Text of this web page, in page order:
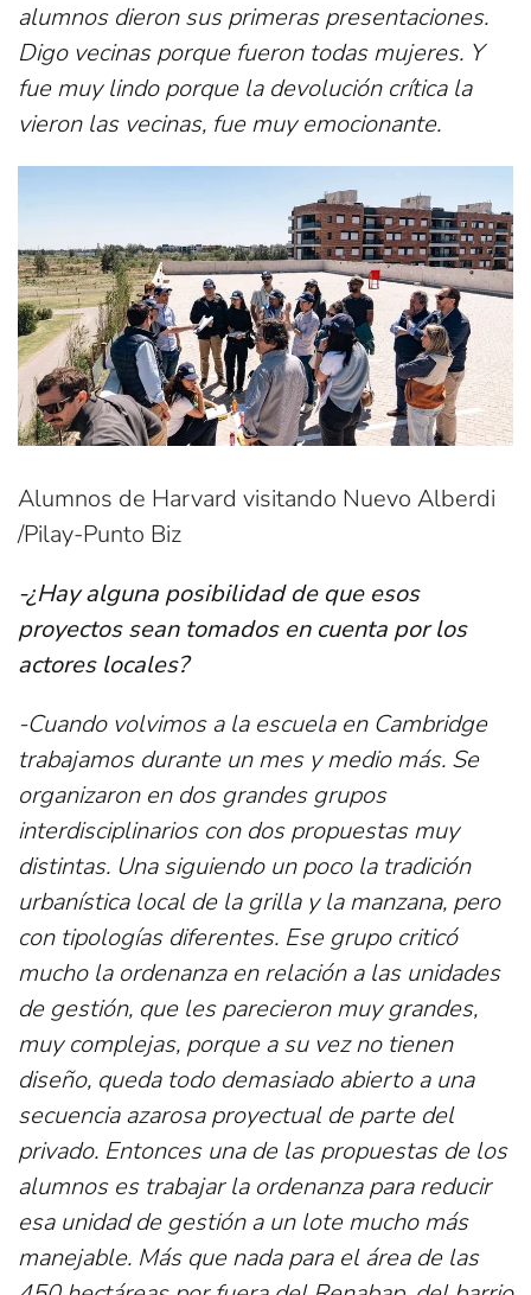
alumnos dieron sus primeras presentaciones.
Digo vecinas porque fueron todas mujeres. Y
fue muy lindo porque la devolución crítica la
vieron las vecinas, fue muy emocionante.
Alumnos de Harvard visitando Nuevo Alberdi
/Pilay-Punto Biz
-¿Hay alguna posibilidad de que esos
proyectos sean tomados en cuenta por los
actores locales?
-Cuando volvimos a la escuela en Cambridge
trabajamos durante un mes y medio más. Se
organizaron en dos grandes grupos
interdisciplinarios con dos propuestas muy
distintas. Una siguiendo un poco la tradición
urbanística local de la grilla y la manzana, pero
con tipologías diferentes. Ese grupo criticó
mucho la ordenanza en relación a las unidades
de gestión, que les parecieron muy grandes,
muy complejas, porque a su vez no tienen
diseño, queda todo demasiado abierto a una
secuencia azarosa proyectual de parte del
privado. Entonces una de las propuestas de los
alumnos es trabajar la ordenanza para reducir
esa unidad de gestión a un lote mucho más
manejable. Más que nada para el área de las